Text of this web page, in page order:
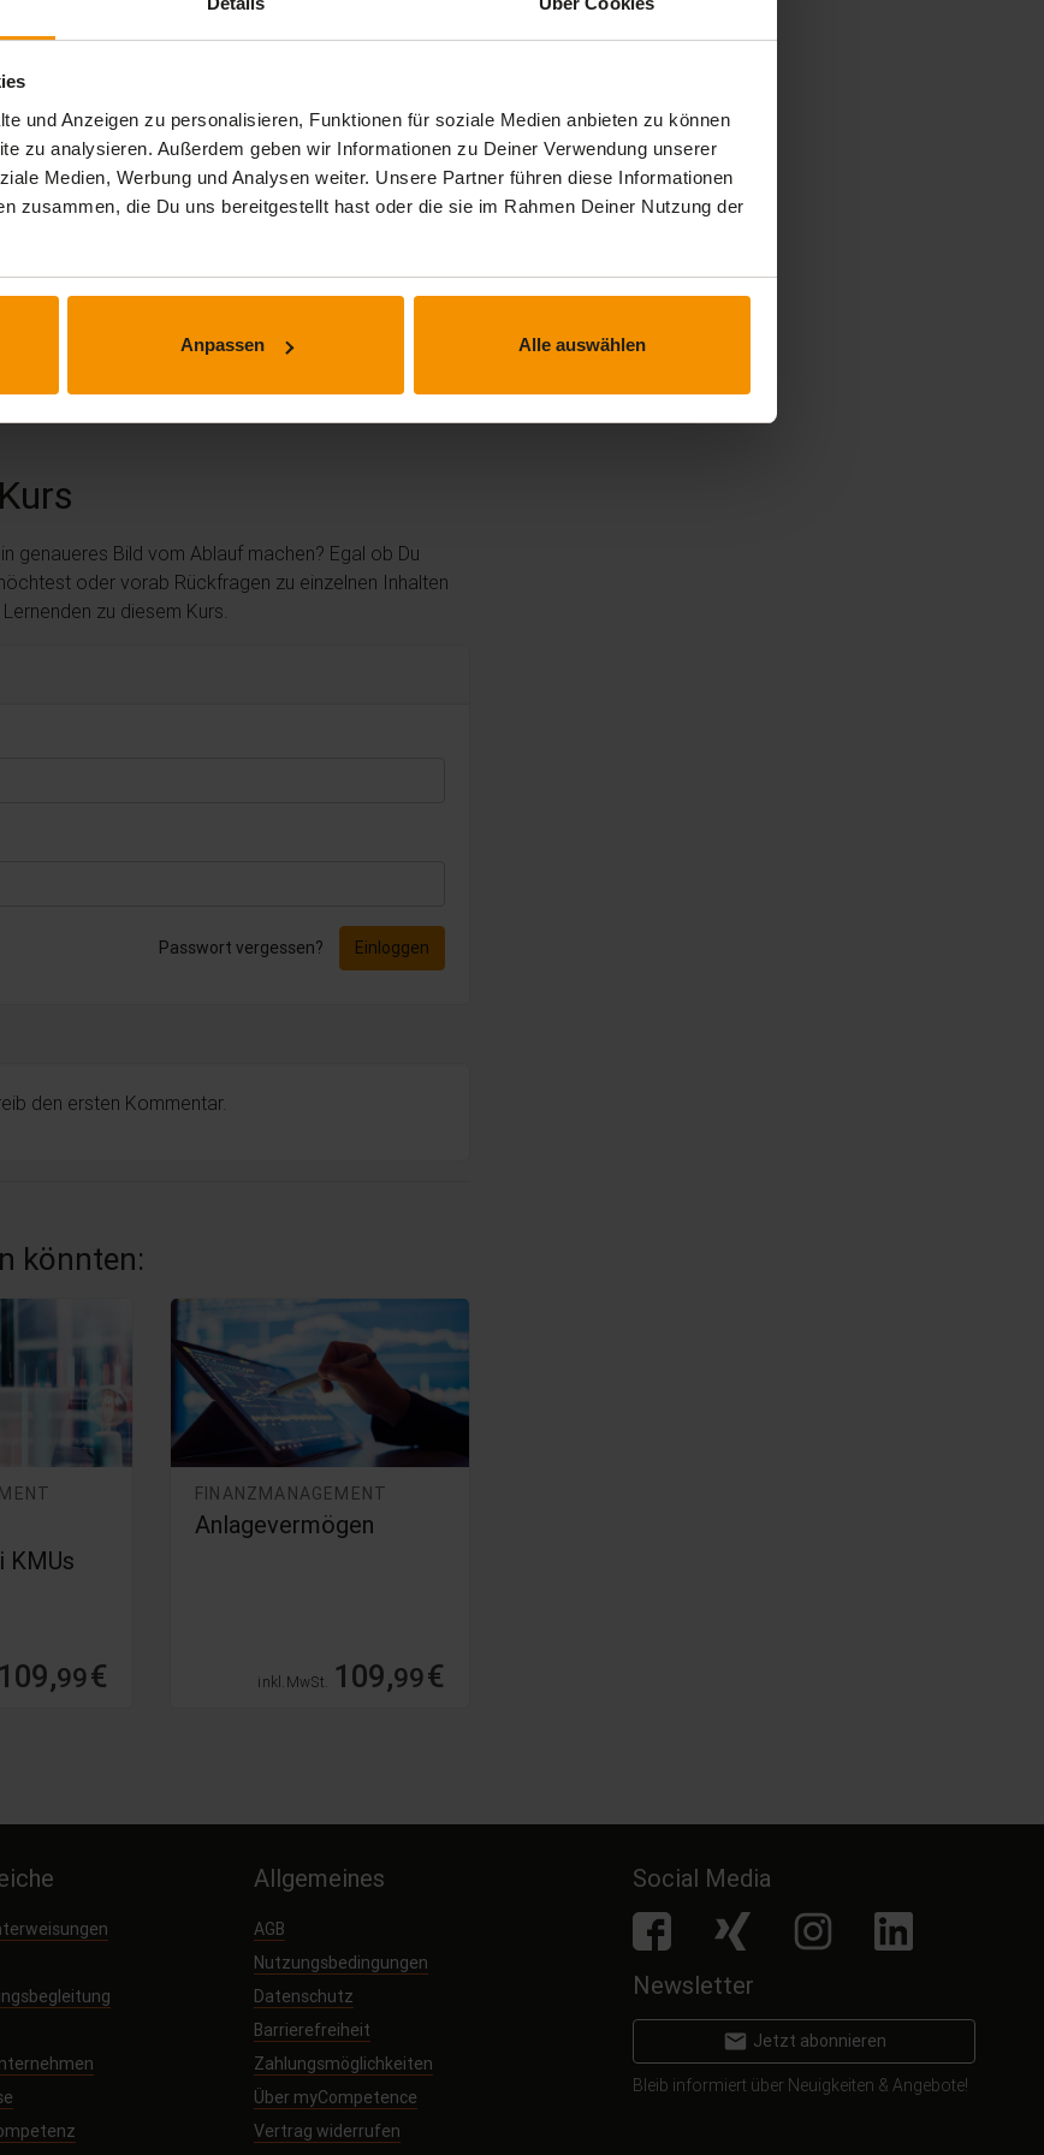
und Anzeigen zu personalisieren, Funktionen für soziale Medien anbieten zu können
zu analysieren. Außerdem geben wir Informationen zu Deiner Verwendung unserer
Medien, Werbung und Analysen weiter. Unsere Partner führen diese Informationen
zusammen, die Du uns bereitgestellt hast oder die sie im Rahmen Deiner Nutzung der
Anpassen Alle auswählen
genaueres Bild vom Ablauf machen? Egal ob Du
oder vorab Rückfragen zu einzelnen Inhalten
zu diesem Kurs.
Passwort vergessen? Einloggen
den ersten Kommentar.
könnten:
KMUs
109,99€
FINANZMANAGEMENT
Anlagevermögen
inkl. MwSt. 109,99€
Allgemeines
AGB
Nutzungsbedingungen
Datenschutz
Barrierefreiheit
Zahlungsmöglichkeiten
Über myCompetence
Vertrag widerrufen
Social Media
facebook Xing Instagram LinkedIn
Newsletter
email Jetzt abonnieren
Bleib informiert über Neuigkeiten & Angebote!